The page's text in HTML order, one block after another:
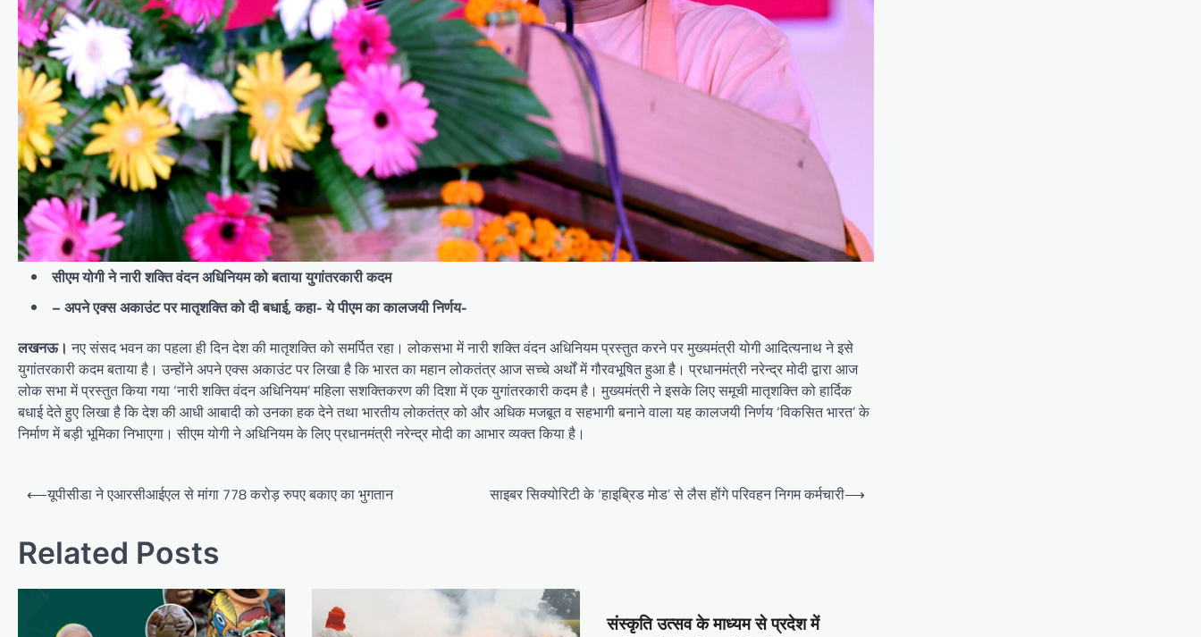
सीएम योगी ने नारी शक्ति वंदन अधिनियम को बताया युगांतरकारी कदम
– अपने एक्स अकाउंट पर मातृशक्ति को दी बधाई, कहा- ये पीएम का कालजयी निर्णय-
लखनऊ। नए संसद भवन का पहला ही दिन देश की मातृशक्ति को समर्पित रहा। लोकसभा में नारी शक्ति वंदन अधिनियम प्रस्तुत करने पर मुख्यमंत्री योगी आदित्यनाथ ने इसे
युगांतरकारी कदम बताया है। उन्होंने अपने एक्स अकाउंट पर लिखा है कि भारत का महान लोकतंत्र आज सच्चे अर्थों में गौरवभूषित हुआ है। प्रधानमंत्री नरेन्द्र मोदी द्वारा आज
लोक सभा में प्रस्तुत किया गया ‘नारी शक्ति वंदन अधिनियम’ महिला सशक्तिकरण की दिशा में एक युगांतरकारी कदम है। मुख्यमंत्री ने इसके लिए समूची मातृशक्ति को हार्दिक
बधाई देते हुए लिखा है कि देश की आधी आबादी को उनका हक देने तथा भारतीय लोकतंत्र को और अधिक मजबूत व सहभागी बनाने वाला यह कालजयी निर्णय ‘विकसित भारत’ के
निर्माण में बड़ी भूमिका निभाएगा। सीएम योगी ने अधिनियम के लिए प्रधानमंत्री नरेन्द्र मोदी का आभार व्यक्त किया है।
Post
⟵यूपीसीडा ने एआरसीआईएल से मांगा 778 करोड़ रुपए बकाए का भुगतान साइबर सिक्योरिटी के ‘हाइब्रिड मोड’ से लैस होंगे परिवहन निगम कर्मचारी⟶
Related Posts
संस्कृति उत्सव के माध्यम से प्रदेश में